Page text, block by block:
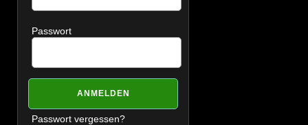
Passwort
Passwort vergessen?